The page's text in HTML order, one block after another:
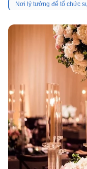
Nơi lý tưởng để tổ chức